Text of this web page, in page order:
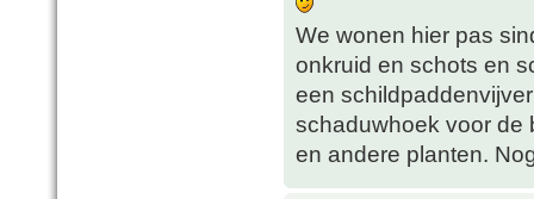
We wonen hier pas
onkruid en schots en
een
schaduwhoek voor de
en andere planten.